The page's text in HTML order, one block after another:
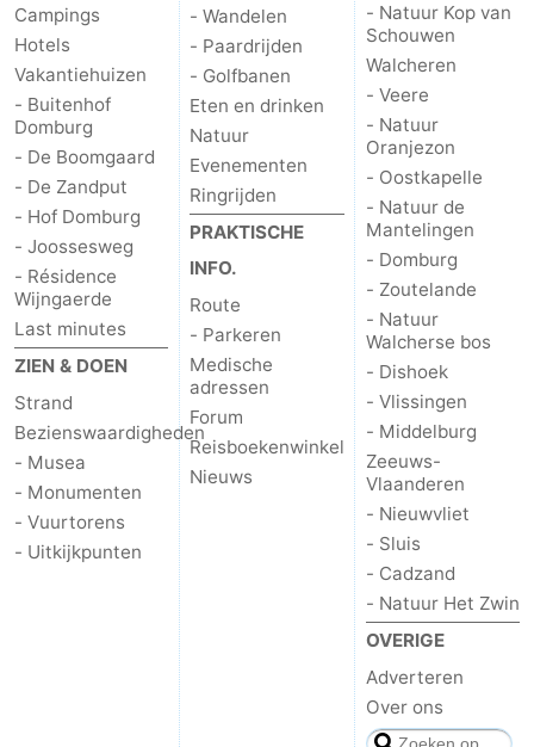
Speeltuinen
-
Binnenspeeltuinen
-
Bowlen
Wellness
centra
Dorpen
&
Steden
Natuur
Rondleidingen
Sporten
-
Zwembaden
Fietsen
Campings
Hotels
Vakantiehuizen
- Buitenhof
Domburg
- De Boomgaard
- De Zandput
- Hof Domburg
- Joossesweg
- Résidence
Wijngaerde
Last minutes
ZIEN & DOEN
Strand
Bezienswaardigheden
- Musea
- Monumenten
- Vuurtorens
- Uitkijkpunten
- Wandelen
- Paardrijden
- Golfbanen
Eten en drinken
Natuur
Evenementen
Ringrijden
PRAKTISCHE
INFO.
Route
- Parkeren
Medische
adressen
Forum
Reisboekenwinkel
Nieuws
- Natuur Kop van
Schouwen
Walcheren
- Veere
- Natuur
Oranjezon
- Oostkapelle
- Natuur de
Mantelingen
- Domburg
- Zoutelande
- Natuur
Walcherse bos
- Dishoek
- Vlissingen
- Middelburg
Zeeuws-
Vlaanderen
- Nieuwvliet
- Sluis
- Cadzand
- Natuur Het Zwin
OVERIGE
Adverteren
Over ons